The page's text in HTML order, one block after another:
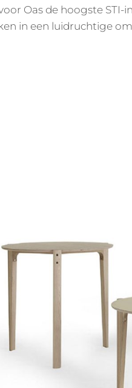
Oas de hoogste STI-
in een luidruchtige